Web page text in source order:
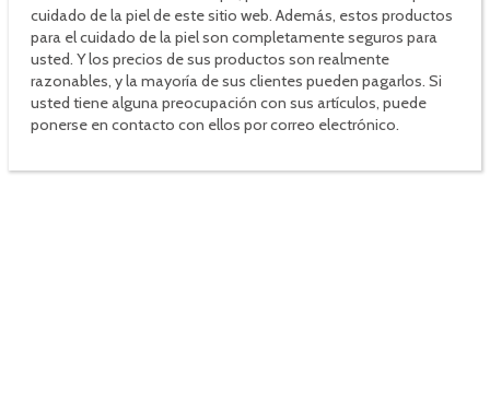
cuidado de la piel de este sitio web. Además, estos productos
para el cuidado de la piel son completamente seguros para
usted. Y los precios de sus productos son realmente
razonables, y la mayoría de sus clientes pueden pagarlos. Si
usted tiene alguna preocupación con sus artículos, puede
ponerse en contacto con ellos por correo electrónico.